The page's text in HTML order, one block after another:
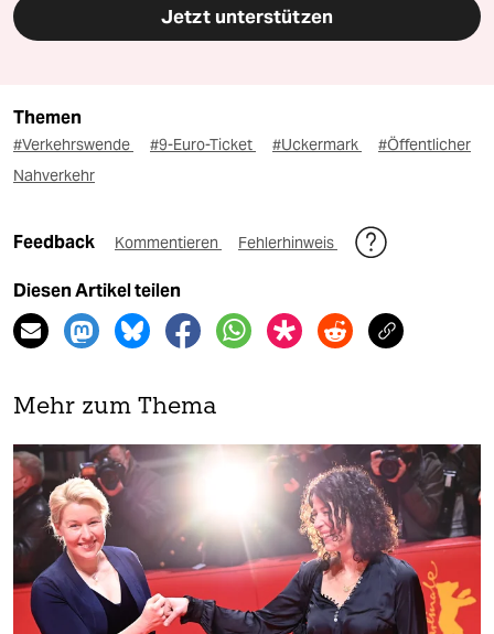
Jetzt unterstützen
Themen
#Verkehrswende #9-Euro-Ticket #Uckermark
#Öffentlicher
Nahverkehr
Feedback Kommentieren Fehlerhinweis
Diesen Artikel teilen
Mehr zum Thema